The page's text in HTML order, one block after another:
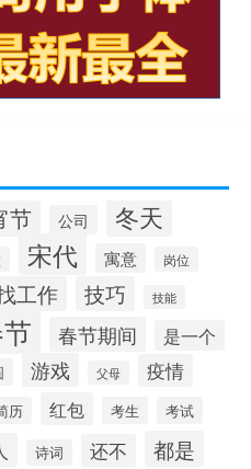
节 公司 冬天
宋代 寓意 岗位
工作 技巧 技能
春节期间 是一个
游戏 父母 疫情
历 红包 考生 考试
诗词 还不 都是